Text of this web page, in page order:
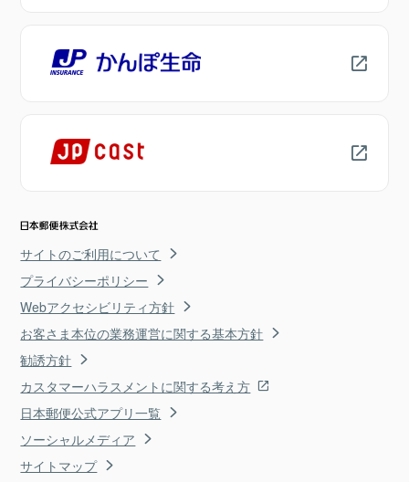
サイトのご利用について
プライバシーポリシー
Webアクセシビリティ方針
お客さま本位の業務運営に関する基本方針
勧誘方針
カスタマーハラスメントに関する考え方
日本郵便公式アプリ一覧
ソーシャルメディア
サイトマップ